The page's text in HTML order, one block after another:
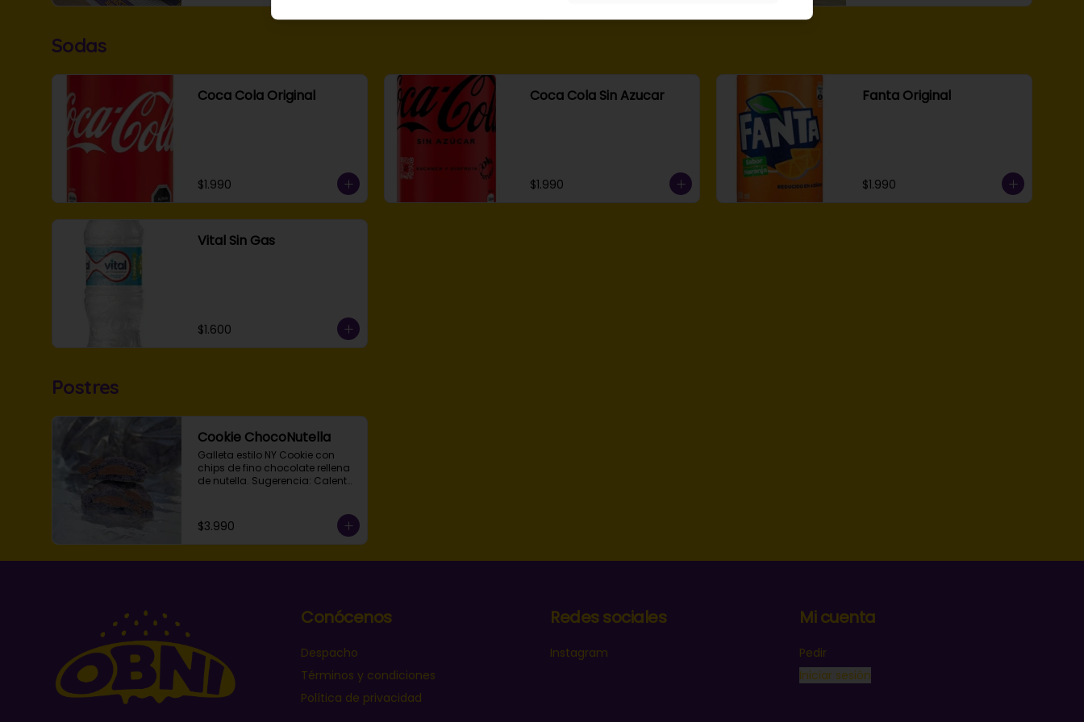
Sodas
Coca Cola Original
$1.990
Coca Cola Sin Azucar
$1.990
Fanta Original
$1.990
Vital Sin Gas
$1.600
Postres
Cookie ChocoNutella
Galleta estilo NY Cookie con
chips de fino chocolate rellena
de nutella. Sugerencia: Calentar
$3.990
Conócenos
Despacho
Términos y condiciones
Política de privacidad
Redes sociales
Instagram
Mi cuenta
Pedir
Iniciar sesión